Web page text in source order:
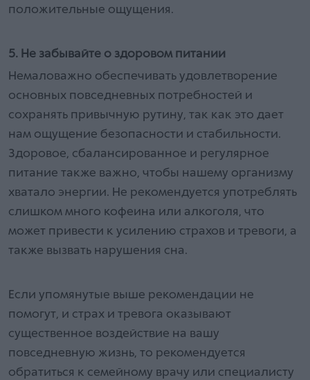
положительные ощущения.
5. Не забывайте о здоровом питании
Немаловажно обеспечивать удовлетворение
основных повседневных потребностей и
сохранять привычную рутину, так как это дает
нам ощущение безопасности и стабильности.
Здоровое, сбалансированное и регулярное
питание также важно, чтобы нашему организму
хватало энергии. Не рекомендуется употреблять
слишком много кофеина или алкоголя, что
может привести к усилению страхов и тревоги, а
также вызвать нарушения сна.
Если упомянутые выше рекомендации не
помогут, и страх и тревога оказывают
существенное воздействие на вашу
повседневную жизнь, то рекомендуется
обратиться к семейному врачу или специалисту